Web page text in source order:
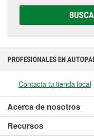
elegir la que sea
PROFESIONALES EN
Contacta tu tienda local
Acerca de nosotros
Recursos